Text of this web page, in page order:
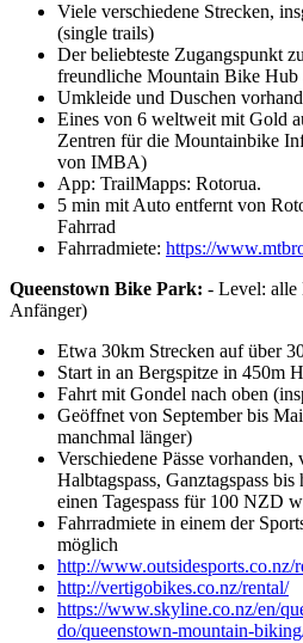
Viele verschiedene Strecken,
(single trails)
Der beliebteste Zugangspunkt
freundliche Mountain Bike Hub
Umkleide und Duschen
Eines von 6 weltweit mit Gold
Zentren für die Mountainbike
von IMBA)
App: TrailMapps: Rotorua.
5 min mit Auto entfernt von
Fahrrad
Fahrradmiete: https://
Queenstown Bike Park: - Level: alle
Anfänger)
Etwa 30km Strecken auf über
Start in an Bergspitze in 450m
Fahrt mit Gondel nach oben
Geöffnet von September bis
manchmal länger)
Verschiedene Pässe vorhanden,
Halbtagspass, Ganztagspass
einen Tagespass für 100 NZD
Fahrradmiete in einem der
möglich
http://www.outsidesports.co.nz/
http://vertigobikes.co.nz/rental/
https://www.skyline.co.nz/en/
do/queenstown-mountain-